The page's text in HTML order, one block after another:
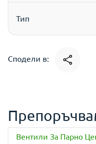
Тип
Сподели в:
Вентили За Парно